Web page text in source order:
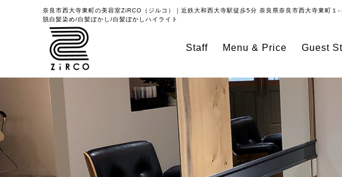
奈良市西大寺東町の美容室ZiRCO（ジルコ）｜近鉄大和西大寺駅徒歩5分
脱白髪染め/白髪ぼかし/白髪ぼかしハイライト
奈良県奈良市西大寺東町１-
Staff Menu & Price Guest